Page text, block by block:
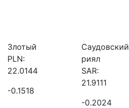
Злотый
PLN:
22.0144
-0.1518
Саудовский
риял
SAR:
21.9111
-0.2024